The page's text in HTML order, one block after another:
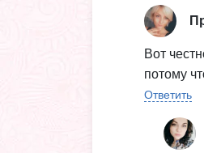
Вот
потому
Ответить